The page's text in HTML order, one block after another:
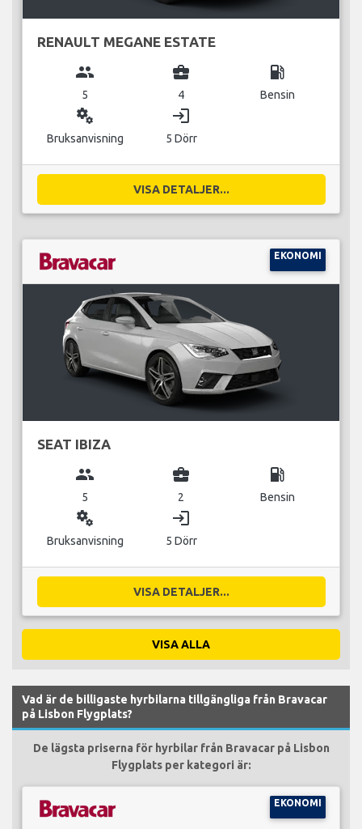
RENAULT MEGANE ESTATE
group
5
business_center
4
local_gas_station
Bensin
miscellaneous_services
Bruksanvisning
login
5 Dörr
VISA DETALJER...
EKONOMI
SEAT IBIZA
group
5
business_center
2
local_gas_station
Bensin
miscellaneous_services
Bruksanvisning
login
5 Dörr
VISA DETALJER...
VISA ALLA
Vad är de billigaste hyrbilarna tillgängliga från Bravacar
på Lisbon Flygplats?
De lägsta priserna för hyrbilar från Bravacar på Lisbon
Flygplats per kategori är:
EKONOMI